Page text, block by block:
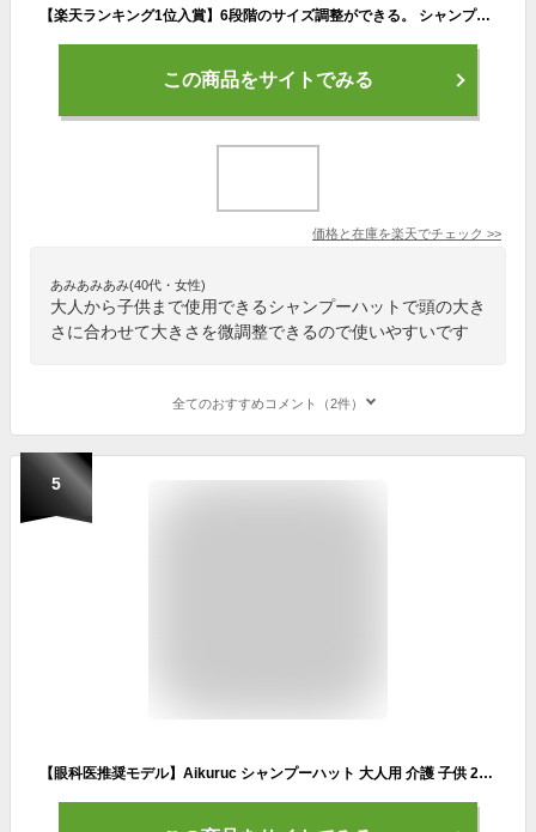
【楽天ランキング1位入賞】6段階のサイズ調整ができる。 シャンプーハット 子供から大人まで使える( イエロー)
この商品をサイトでみる
価格と在庫を楽天でチェック >>
あみあみあみ(40代・女性)
大人から子供まで使用できるシャンプーハットで頭の大き
さに合わせて大きさを微調整できるので使いやすいです
全てのおすすめコメント（2件）
5
【眼科医推奨モデル】Aikuruc シャンプーハット 大人用 介護 子供 21段階サイズ調整 (ブルー×ホワイト)